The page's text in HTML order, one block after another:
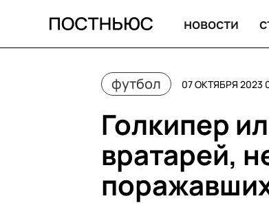
новости
футбол 07 ОКТЯБРЯ 2023
Голкипер
вратарей,